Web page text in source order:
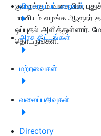
விவசாய பட்டறைகள்
அரசு திட்டங்கள்
மற்றவைகள்
வலைப்பதிவுகள்
Directory
குறைக்கும் வகையில்,
மானியம் வழங்க ஆளுநர்
ஒப்புதல் அளித்துள்ளார்.
தொடருங்கள்.